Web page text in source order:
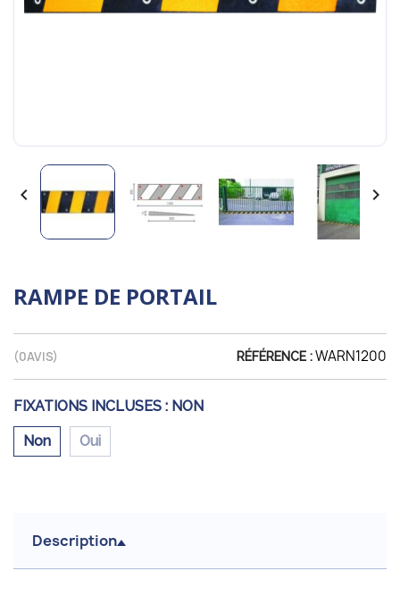
 
RAMPE DE PORTAIL
(0AVIS) RÉFÉRENCE :WARN1200
FIXATIONS INCLUSES : NON
Non Oui
Description